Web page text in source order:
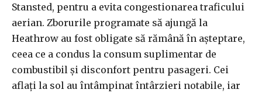
Stansted, pentru a evita congestionarea traficului
aerian. Zborurile programate să ajungă la
Heathrow au fost obligate să rămână în așteptare,
ceea ce a condus la consum suplimentar de
combustibil și disconfort pentru pasageri. Cei
aflați la sol au întâmpinat întârzieri notabile, iar